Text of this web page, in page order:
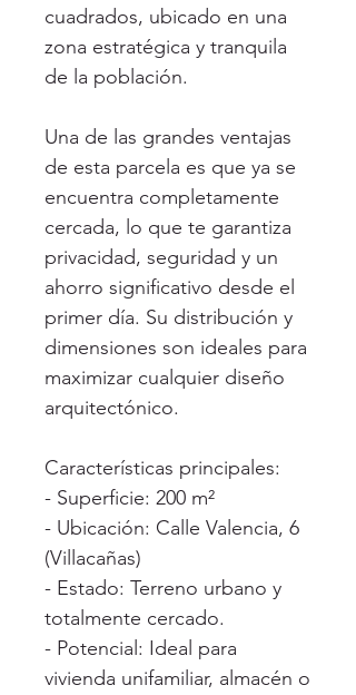
cuadrados, ubicado en una
zona estratégica y tranquila
de la población.
Una de las grandes ventajas
de esta parcela es que ya se
encuentra completamente
cercada, lo que te garantiza
privacidad, seguridad y un
ahorro significativo desde el
primer día. Su distribución y
dimensiones son ideales para
maximizar cualquier diseño
arquitectónico.
Características principales:
- Superficie: 200 m²
- Ubicación: Calle Valencia, 6
(Villacañas)
- Estado: Terreno urbano y
totalmente cercado.
- Potencial: Ideal para
vivienda unifamiliar, almacén o